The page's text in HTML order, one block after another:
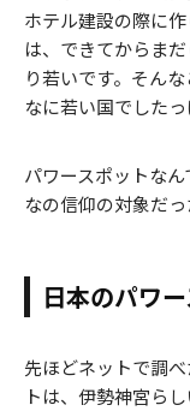
ホテル建設の際に
は、できてからま
り若いです。そん
なに若い国でしたっ
パワースポットな
なの信仰の対象だ
日本のパワ
先ほどネットで調
トは、伊勢神宮ら